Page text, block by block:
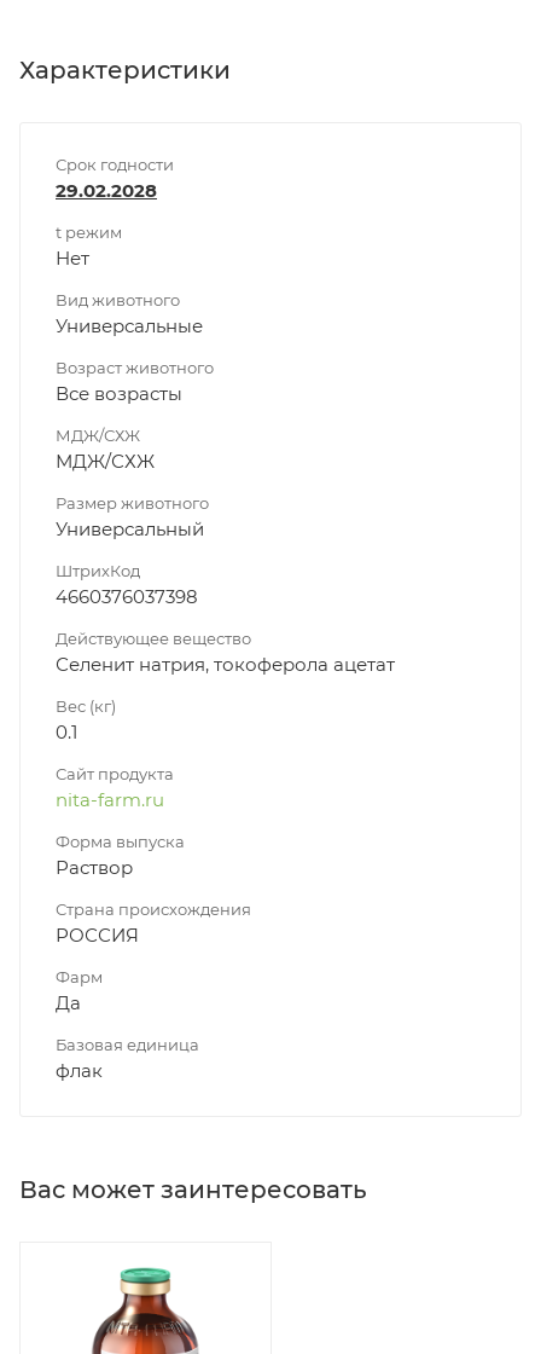
Характеристики
Срок годности
29.02.2028
t режим
Нет
Вид животного
Универсальные
Возраст животного
Все возрасты
МДЖ/СХЖ
МДЖ/СХЖ
Размер животного
Универсальный
ШтрихКод
4660376037398
Действующее вещество
Селенит натрия, токоферола ацетат
Вес (кг)
0.1
Сайт продукта
nita-farm.ru
Форма выпуска
Раствор
Страна происхождения
РОССИЯ
Фарм
Да
Базовая единица
флак
Вас может заинтересовать